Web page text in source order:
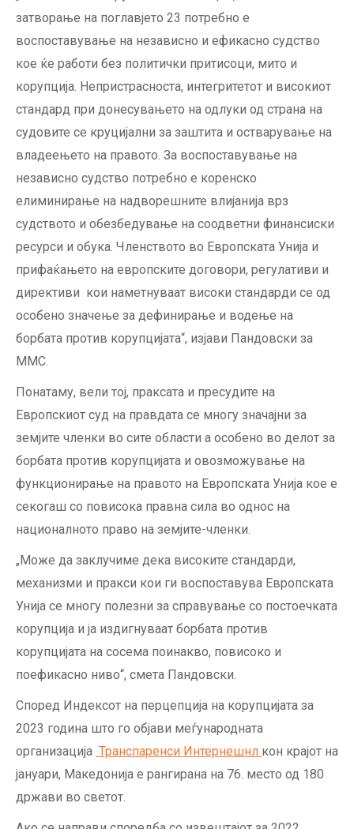
затворање на поглавјето 23 потребно е
воспоставување на независно и ефикасно судство
кое ќе работи без политички притисоци, мито и
корупција. Непристрасноста, интегритетот и високиот
стандард при донесувањето на одлуки од страна на
судовите се круцијални за заштита и остварување на
владеењето на правото. За воспоставување на
независно судство потребно е коренско
елиминирање на надворешните влијанија врз
судството и обезбедување на соодветни финансиски
ресурси и обука. Членството во Европската Унија и
прифаќањето на европските договори, регулативи и
директиви кои наметнуваат високи стандарди се од
особено значење за дефинирање и водење на
борбата против корупцијата“, изјави Пандовски за
ММС.
Понатаму, вели тој, праксата и пресудите на
Европскиот суд на правдата се многу значајни за
земјите членки во сите области а особено во делот за
борбата против корупцијата и овозможување на
функционирање на правото на Европската Унија кое е
секогаш со повисока правна сила во однос на
националното право на земјите-членки.
„Може да заклучиме дека високите стандарди,
механизми и пракси кои ги воспоставува Европската
Унија се многу полезни за справување со постоечката
корупција и ја издигнуваат борбата против
корупцијата на сосема поинакво, повисоко и
поефикасно ниво“, смета Пандовски.
Според Индексот на перцепција на корупцијата за
2023 година што го објави меѓународната
организација Транспаренси Интернешнл кон крајот на
јануари, Македонија е рангирана на 76. место од 180
држави во светот.